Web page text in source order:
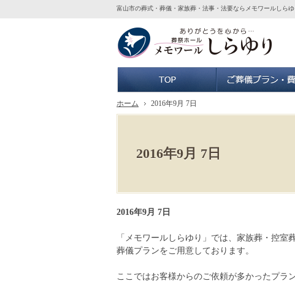
2016年9月 7日
富山市の葬式・葬儀・家族葬・法事・法要ならメモワールしらゆ
2016年9月 7日
「メモワールしらゆり」では、家族葬・控
葬儀プランをご用意しております。
ここではお客様からのご依頼が多かったプラ
ホーム 2016年9月 7日